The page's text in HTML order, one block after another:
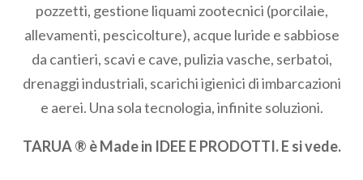
pozzetti, gestione liquami zootecnici (porcilaie,
allevamenti, pescicolture), acque luride e sabbiose
da cantieri, scavi e cave, pulizia vasche, serbatoi,
drenaggi industriali, scarichi igienici di imbarcazioni
e aerei. Una sola tecnologia, infinite soluzioni.
TARUA ®​ è Made in IDEE E PRODOTTI. E si vede.